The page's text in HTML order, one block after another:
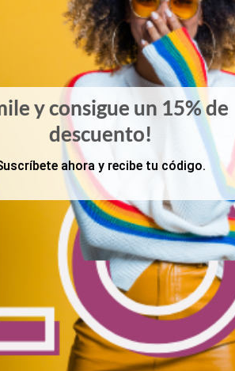
kg
Mix de camisas franela 12€/
60,00€–240,00€ (sin IVA)
y consigue un 15% de
descuento!
ahora y recibe tu código.